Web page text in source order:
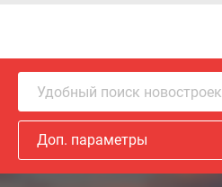
Удобный поиск новостроек
Доп. параметры